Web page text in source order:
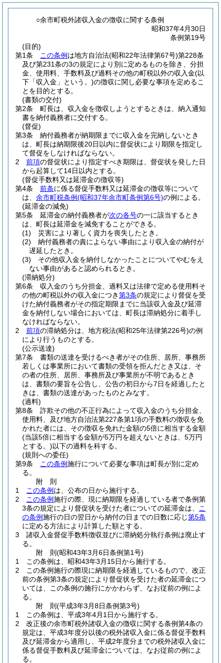
○余市町税外諸収入金の徴収に関する条例
昭和37年4月30日
条例第19号
(目的)
第1条
この条例 は地方自治法(昭和22年法律第67号)第228条
及び第231条の3の規定により別に定めるものを除き、分担
金、使用料、手数料及び過料その他の町税以外の収入金(以
下「収入金」という。)の徴収に関し必要な事項を定めるこ
とを目的とする。
(書類の交付)
第2条
町長は、収入金を徴収しようとするときは、納入通知
書を納付義務者に交付する。
(督促)
第3条
納付義務者が納期限までに収入金を完納しないとき
は、町長は納期限後20日以内に督促状により期限を指定し
て督促をしなければならない。
2
前項の督促状により指定すべき期限は、督促状を発した日
から起算して14日以内とする。
(督促手数料又は延滞金の徴収等)
第4条
前条に係る督促手数料又は延滞金の徴収等について
は、 余市町税条例(昭和37年余市町条例第6号)の例による。
(延滞金の減免)
第5条
延滞金の納付義務者が次の各号の一に該当するとき
は、町長は延滞金を減免することができる。
(1)
災害により著しく資力を喪失したとき。
(2)
納付義務者の責によらない事由により収入金の納付が
遅延したとき。
(3)
その他収入金を納付しなかったことについてやむをえ
ない事由があると認められるとき。
(滞納処分)
第6条
収入金のうち分担金、過料又は法律で定める使用料そ
の他の町税以外の収入金につき第3条の規定により督促を受
けた納付義務者がその指定期限までに当該収入金及び延滞
金を納付しない場合においては、町長は滞納処分に着手し
なければならない。
2
前項の滞納処分は、地方税法(昭和25年法律第226号)の例
により行うものとする。
(公示送達)
第7条
書類の送達を受けるべき者がその住所、居所、事務所
若しくは事業所において書類の受領を拒んだとき又は、そ
の者の住所、居所、事務所及び事業所が不明であるとき
は、書類の要旨を公告し、公告の初日から7日を経過したと
きは、書類の送達があったものとみなす。
(過料)
第8条
詐欺その他の不正行為によって収入金のうち分担金、
使用料、及び地方自治法第227条第1項の手数料の徴収を免
かれた者には、その徴収を免れた金額の5倍に相当する金額
(当該5倍に相当する金額が5万円を超えないときは、5万円
とする。)以下の過料を科する。
(規則への委任)
第9条
この条例施行について必要な事項は町長が別に定め
る。
附 則
1
この条例 は、公布の日から施行する。
2
この条例施行の際、現に納期限を経過している者で条例第
3条の規定により督促状を受けた者についての延滞金は、
こ
の条例施行の日の翌日から納付の日までの日数に応じ第5条
に定める方法により計算した額とする。
3
諸収入金督促手数料徴収並びに滞納処分執行条例は廃止す
る。
附 則(昭和43年3月6日条例第1号)
1
この条例は、昭和43年3月15日から施行する。
2
この条例施行の際現に納期限を経過しているもので、改正
前の条例第3条の規定により督促状を受けた者の延滞金につ
いては、この条例の施行にかかわらず、なお従前の例によ
る。
附 則(平成3年3月8日条例第3号)
1
この条例は、平成3年4月1日から施行する。
2
改正後の余市町税外諸収入金の徴収に関する条例第4条の
規定は、平成3年度分以後の税外諸収入金に係る督促手数料
及び延滞金から適用し、平成2年度分までの税外諸収入金に
係る督促手数料及び延滞金については、なお従前の例によ
る。